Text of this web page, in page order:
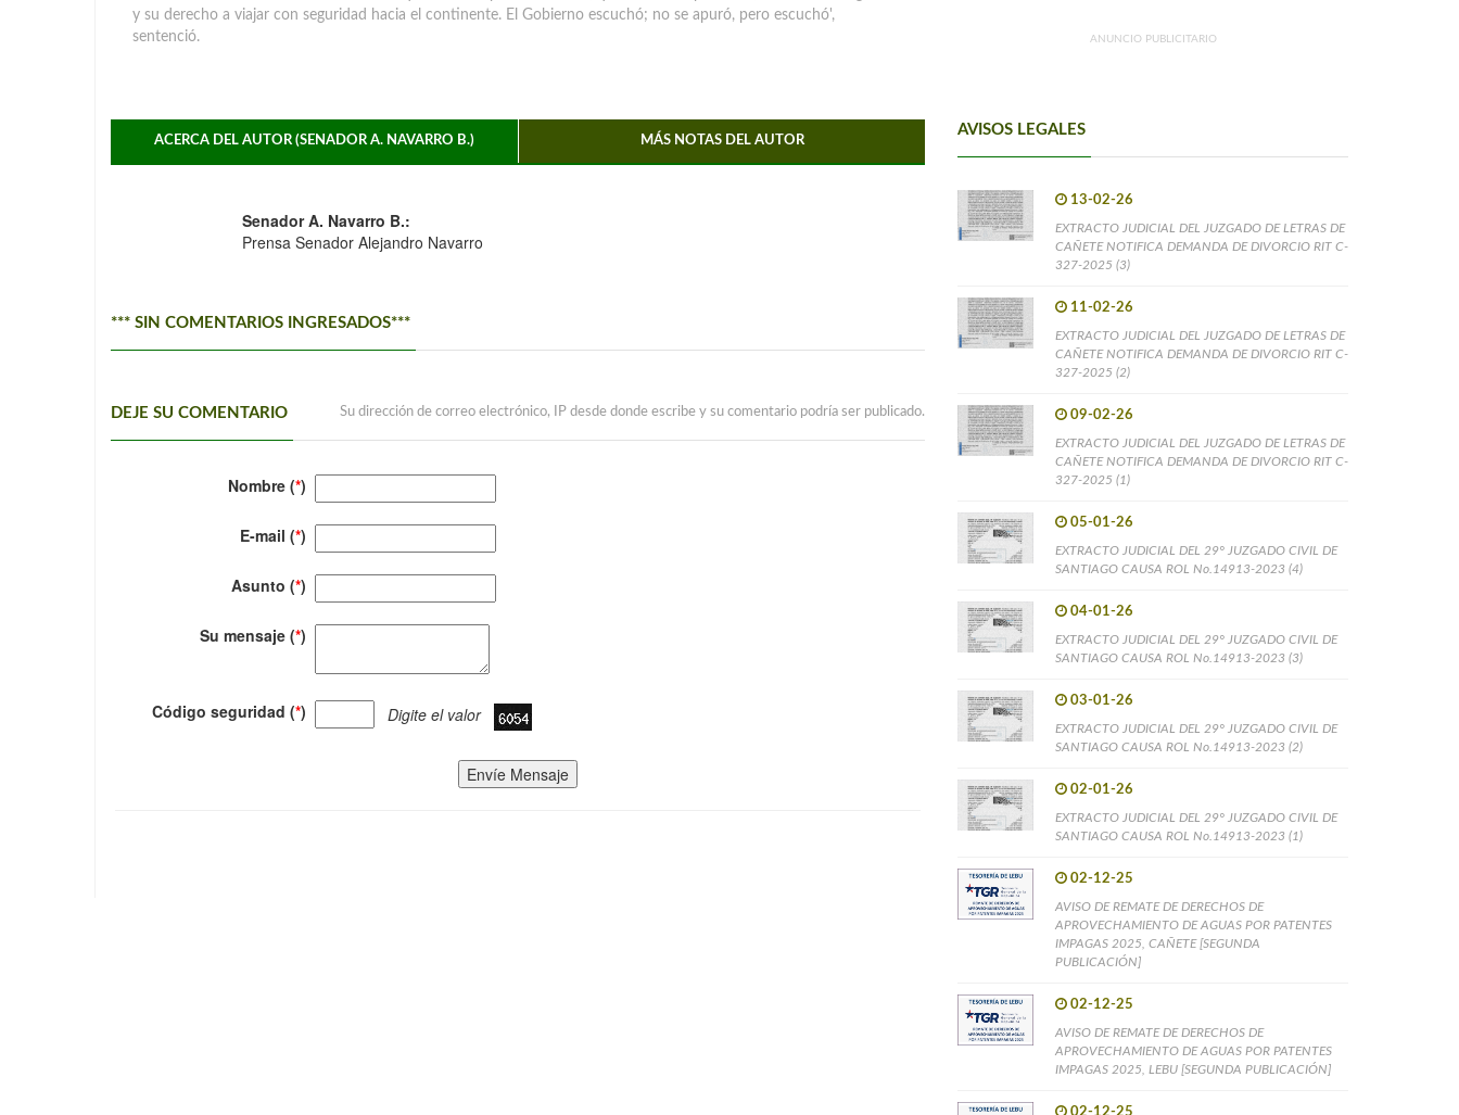
y su derecho a viajar con seguridad hacia el continente. El Gobierno escuchó; no se apuró, pero escuchó',
sentenció.
ACERCA DEL AUTOR (SENADOR A. NAVARRO B.) MÁS NOTAS DEL AUTOR
Senador A. Navarro B.:
Prensa Senador Alejandro Navarro
*** SIN COMENTARIOS INGRESADOS***
DEJE SU COMENTARIO Su dirección de correo electrónico, IP desde donde escribe y su comentario podría ser publicado.
Nombre (*)
E-mail (*)
Asunto (*)
Su mensaje (*)
Código seguridad (*) Digite el valor
Envíe Mensaje
ANUNCIO PUBLICITARIO
AVISOS LEGALES
13-02-26
EXTRACTO JUDICIAL DEL JUZGADO DE LETRAS DE
CAÑETE NOTIFICA DEMANDA DE DIVORCIO RIT C-
327-2025 (3)
11-02-26
EXTRACTO JUDICIAL DEL JUZGADO DE LETRAS DE
CAÑETE NOTIFICA DEMANDA DE DIVORCIO RIT C-
327-2025 (2)
09-02-26
EXTRACTO JUDICIAL DEL JUZGADO DE LETRAS DE
CAÑETE NOTIFICA DEMANDA DE DIVORCIO RIT C-
327-2025 (1)
05-01-26
EXTRACTO JUDICIAL DEL 29° JUZGADO CIVIL DE
SANTIAGO CAUSA ROL No.14913-2023 (4)
04-01-26
EXTRACTO JUDICIAL DEL 29° JUZGADO CIVIL DE
SANTIAGO CAUSA ROL No.14913-2023 (3)
03-01-26
EXTRACTO JUDICIAL DEL 29° JUZGADO CIVIL DE
SANTIAGO CAUSA ROL No.14913-2023 (2)
02-01-26
EXTRACTO JUDICIAL DEL 29° JUZGADO CIVIL DE
SANTIAGO CAUSA ROL No.14913-2023 (1)
02-12-25
AVISO DE REMATE DE DERECHOS DE
APROVECHAMIENTO DE AGUAS POR PATENTES
IMPAGAS 2025, CAÑETE [SEGUNDA
PUBLICACIÓN]
02-12-25
AVISO DE REMATE DE DERECHOS DE
APROVECHAMIENTO DE AGUAS POR PATENTES
IMPAGAS 2025, LEBU [SEGUNDA PUBLICACIÓN]